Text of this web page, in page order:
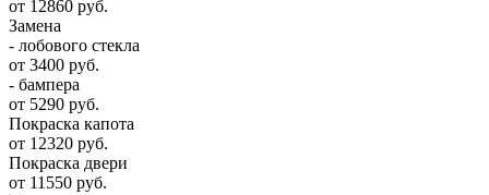
от 12860 руб.
Замена
- лобового стекла
от 3400 руб.
- бампера
от 5290 руб.
Покраска капота
от 12320 руб.
Покраска двери
от 11550 руб.